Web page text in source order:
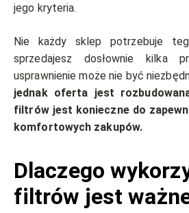
jego kryteria.
Nie każdy sklep potrzebuje
sprzedajesz dosłownie kilka
usprawnienie może nie być
jednak oferta jest
filtrów jest konieczne do
komfortowych zakupów.
Dlaczego
filtrów jest